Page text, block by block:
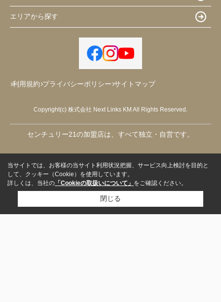
エリアから探す
利用規約 プライバシーポリシー サイトマップ
Copyright(c) 株式会社 Next Links KM All Rights Reserved.
センチュリー21の加盟店は、すべて独立・自営です。
当サイトでは、お客様の当サイト利用状況把握、サービス向上検討を目的と
して、クッキー（Cookie）を使用しています。
詳しくは、当社の 「Cookieの取扱いについて」 をご確認ください。
閉じる